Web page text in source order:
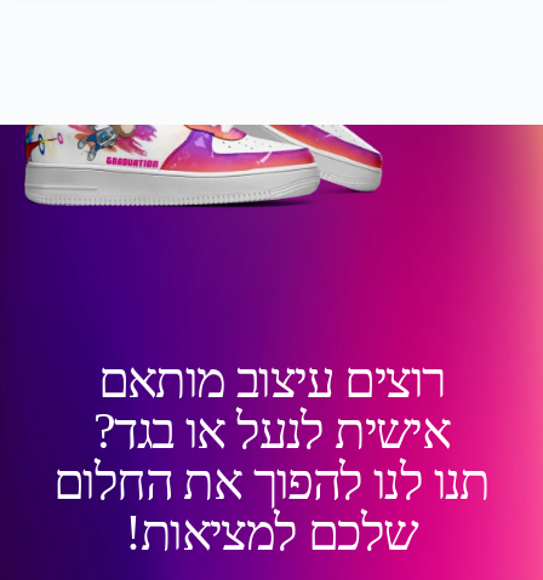
רוצים עיצוב מותאם
אישית לנעל או בגד?
תנו לנו להפוך את החלום
שלכם למציאות!